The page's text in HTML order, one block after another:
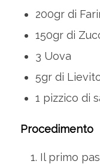
200gr di
150gr di
3 Uova
5gr di
1 pizzico di
Procedimento
Il primo